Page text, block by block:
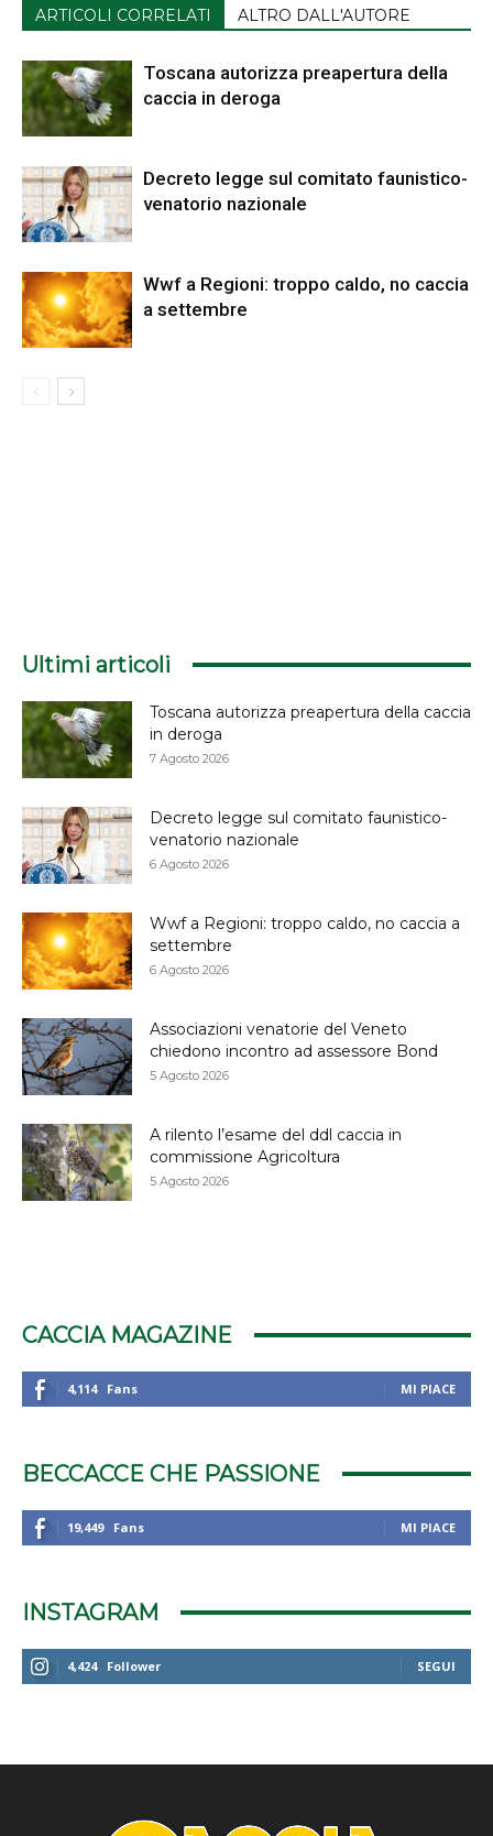
ARTICOLI CORRELATI ALTRO DALL'AUTORE
Toscana autorizza preapertura della
caccia in deroga
Decreto legge sul comitato faunistico-
venatorio nazionale
Wwf a Regioni: troppo caldo, no caccia
a settembre
Ultimi articoli
Toscana autorizza preapertura della caccia
in deroga
7 Agosto 2026
Decreto legge sul comitato faunistico-
venatorio nazionale
6 Agosto 2026
Wwf a Regioni: troppo caldo, no caccia a
settembre
6 Agosto 2026
Associazioni venatorie del Veneto
chiedono incontro ad assessore Bond
5 Agosto 2026
A rilento l’esame del ddl caccia in
commissione Agricoltura
5 Agosto 2026
CACCIA MAGAZINE
4,114 Fans MI PIACE
BECCACCE CHE PASSIONE
19,449 Fans MI PIACE
INSTAGRAM
4,424 Follower SEGUI